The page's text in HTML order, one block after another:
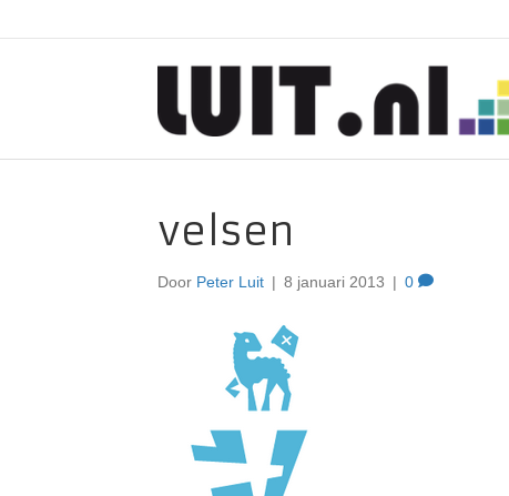
velsen
Door Peter Luit | 8 januari 2013 | 0